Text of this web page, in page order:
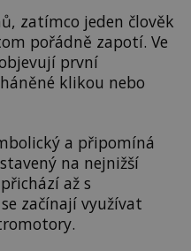
zatímco jeden člověk
pořádně zapotí. Ve
první
klikou nebo
a připomíná
na nejnižší
až s
začínají využívat